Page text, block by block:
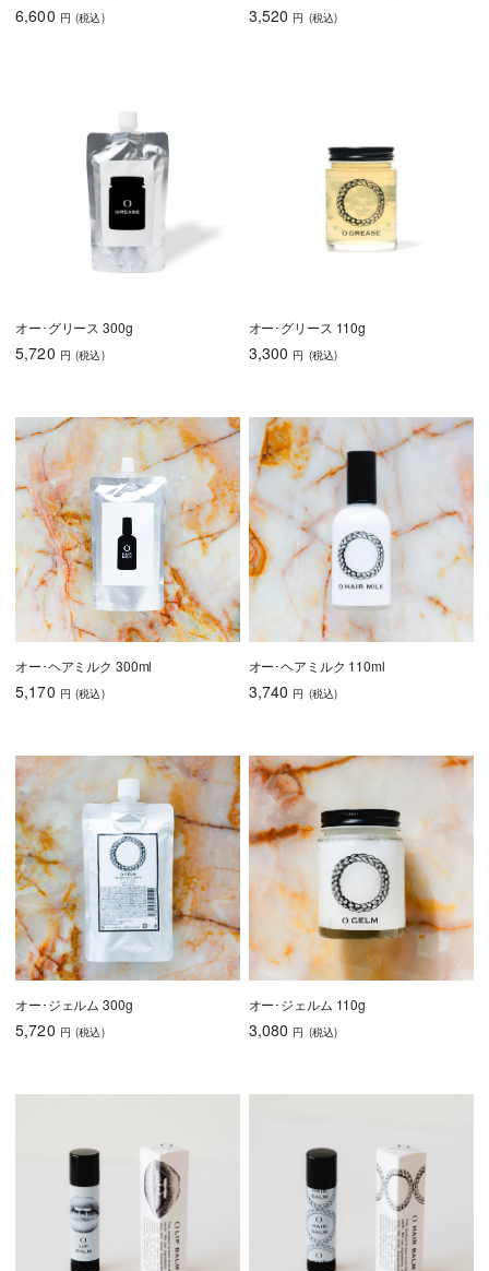
6,600 円 (税込) 3,520 円 (税込)
オー･グリース 300g
5,720 円 (税込)
オー･グリース 110g
3,300 円 (税込)
オー･ヘアミルク 300ml
5,170 円 (税込)
オー･ヘアミルク 110ml
3,740 円 (税込)
オー･ジェルム 300g
5,720 円 (税込)
オー･ジェルム 110g
3,080 円 (税込)